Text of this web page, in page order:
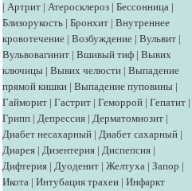
| Артрит | Атеросклероз | Бессонница |
Близорукость | Бронхит | Внутреннее
кровотечение | Возбуждение | Вульвит |
Вульвовагинит | Вшивый тиф | Вывих
ключицы | Вывих челюсти | Выпадение
прямой кишки | Выпадение пуповины |
Гайморит | Гастрит | Геморрой | Гепатит |
Грипп | Депрессия | Дерматомиозит |
Диабет несахарный | Диабет сахарный |
Диарея | Дизентерия | Диспепсия |
Дифтерия | Дуоденит | Желтуха | Запор |
Икота | Интубация трахеи | Инфаркт